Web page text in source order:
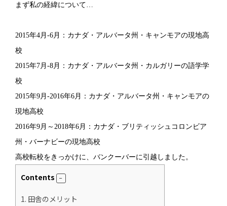
まず私の経緯について…
2015年4月-6月：カナダ・アルバータ州・キャンモアの現地高
校
2015年7月-8月：カナダ・アルバータ州・カルガリーの語学学
校
2015年9月-2016年6月：カナダ・アルバータ州・キャンモアの
現地高校
2016年9月～2018年6月：カナダ・ブリティッシュコロンビア
州・バーナビーの現地高校
高校転校をきっかけに、バンクーバーに引越しました。
Contents
1. 田舎のメリット